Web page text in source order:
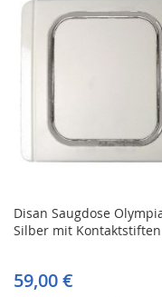
HINZUFÜGEN
HINZUFÜGEN
Disan Saugdose
Silber mit Kontaktstiften
59,00 €